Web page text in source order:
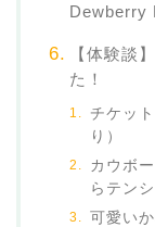
Dewberry
【体験談
た！
チケッ
り）
カウボ
らテン
可愛い